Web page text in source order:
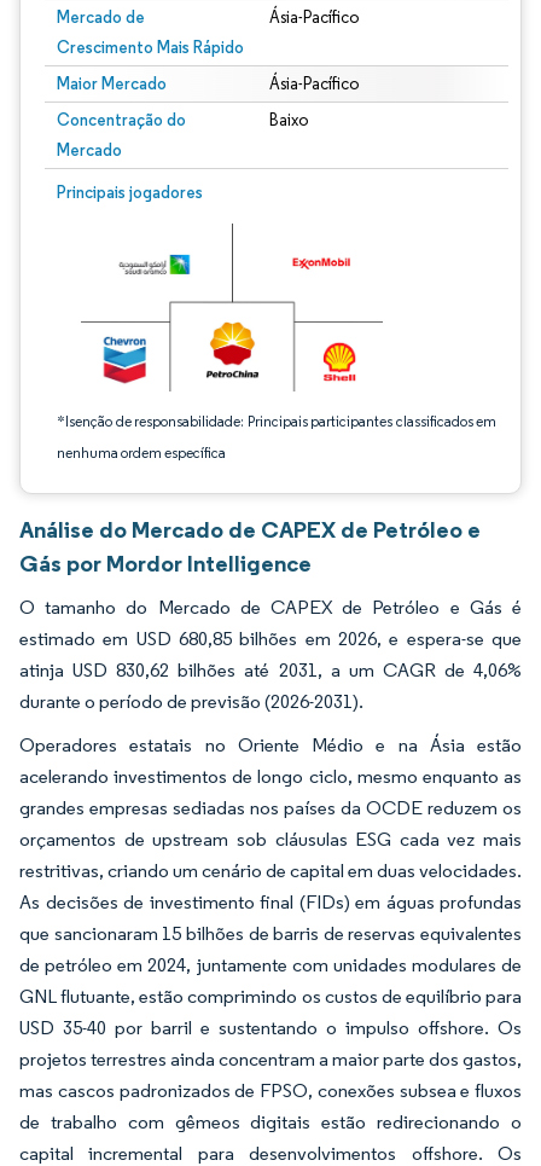
Mercado de
Crescimento Mais Rápido
Ásia-Pacífico
Maior Mercado Ásia-Pacífico
Concentração do
Mercado
Baixo
Principais jogadores
*Isenção de responsabilidade: Principais participantes classificados em
nenhuma ordem específica
Imagem © Mordor Intelligence. O reuso requer atribuição conforme CC BY 4.0.
Análise do Mercado de CAPEX de Petróleo e
Gás por Mordor Intelligence
O tamanho do Mercado de CAPEX de Petróleo e Gás é
estimado em USD 680,85 bilhões em 2026, e espera-se que
atinja USD 830,62 bilhões até 2031, a um CAGR de 4,06%
durante o período de previsão (2026-2031).
Operadores estatais no Oriente Médio e na Ásia estão
acelerando investimentos de longo ciclo, mesmo enquanto as
grandes empresas sediadas nos países da OCDE reduzem os
orçamentos de upstream sob cláusulas ESG cada vez mais
restritivas, criando um cenário de capital em duas velocidades.
As decisões de investimento final (FIDs) em águas profundas
que sancionaram 15 bilhões de barris de reservas equivalentes
de petróleo em 2024, juntamente com unidades modulares de
GNL flutuante, estão comprimindo os custos de equilíbrio para
USD 35-40 por barril e sustentando o impulso offshore. Os
projetos terrestres ainda concentram a maior parte dos gastos,
mas cascos padronizados de FPSO, conexões subsea e fluxos
de trabalho com gêmeos digitais estão redirecionando o
capital incremental para desenvolvimentos offshore. Os